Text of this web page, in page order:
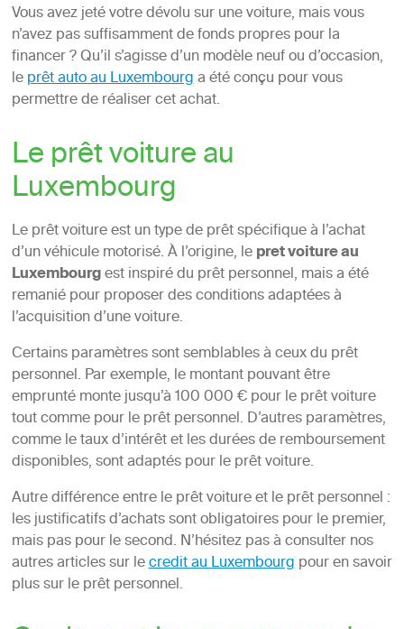
Vous avez jeté votre dévolu sur une voiture, mais vous
n’avez pas suffisamment de fonds propres pour la
financer ? Qu’il s’agisse d’un modèle neuf ou d’occasion,
leprêt auto au Luxembourga été conçu pour vous
permettre de réaliser cet achat.
Le prêt voiture au
Luxembourg
Le prêt voiture est un type de prêt spécifique à l’achat
d’un véhicule motorisé. À l’origine, lepret voiture au
Luxembourgest inspiré du prêt personnel, mais a été
remanié pour proposer des conditions adaptées à
l’acquisition d’une voiture.
Certains paramètres sont semblables à ceux du prêt
personnel. Par exemple, le montant pouvant être
emprunté monte jusqu’à 100 000 € pour le prêt voiture
tout comme pour le prêt personnel. D’autres paramètres,
comme le taux d’intérêt et les durées de remboursement
disponibles, sont adaptés pour le prêt voiture.
Autre différence entre le prêt voiture et le prêt personnel :
les justificatifs d’achats sont obligatoires pour le premier,
mais pas pour le second. N’hésitez pas à consulter nos
autres articles sur lecredit au Luxembourgpour en savoir
plus sur le prêt personnel.